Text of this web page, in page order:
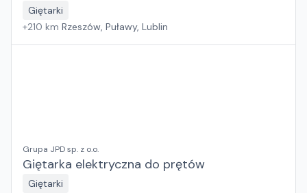
Giętarki
+210 km Rzeszów, Puławy, Lublin
Grupa JPD sp. z o.o.
Giętarka elektryczna do prętów
Giętarki